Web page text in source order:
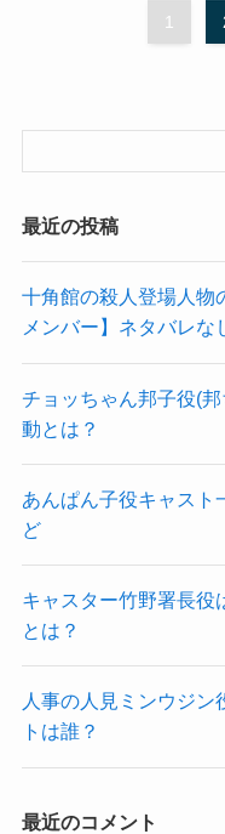
1
最近の投稿
十角館の殺人登場人物
メンバー】ネタバレな
チョッちゃん邦子役(
動とは？
あんぱん子役キャスト
ど
キャスター竹野署長役
とは？
人事の人見ミンウジン
トは誰？
最近のコメント